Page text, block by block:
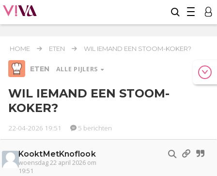
HOME ETEN WIL IEMAND EEN STOOM-KOKER?
ETEN ALLE PIJLERS
Seks
WIL IEMAND EEN STOOM-
KOKER?
22-04-2026 19:51 5 berichten
KooktMetKnoflook
woensdag 22 april 2026 om
19:51